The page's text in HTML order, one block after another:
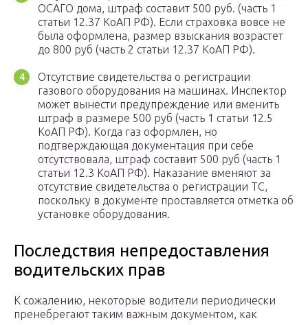
ОСАГО дома, штраф составит 500 руб. (часть 1
статьи 12.37 КоАП РФ). Если страховка вовсе не
была оформлена, размер взыскания возрастет
до 800 руб (часть 2 статьи 12.37 КоАП РФ).
Отсутствие свидетельства о регистрации
газового оборудования на машинах. Инспектор
может вынести предупреждение или вменить
штраф в размере 500 руб (часть 1 статьи 12.5
КоАП РФ). Когда газ оформлен, но
подтверждающая документация при себе
отсутствовала, штраф составит 500 руб (часть 1
статьи 12.3 КоАП РФ). Наказание вменяют за
отсутствие свидетельства о регистрации ТС,
поскольку в документе проставляется отметка об
установке оборудования.
Последствия непредоставления
водительских прав
К сожалению, некоторые водители периодически
пренебрегают таким важным документом, как